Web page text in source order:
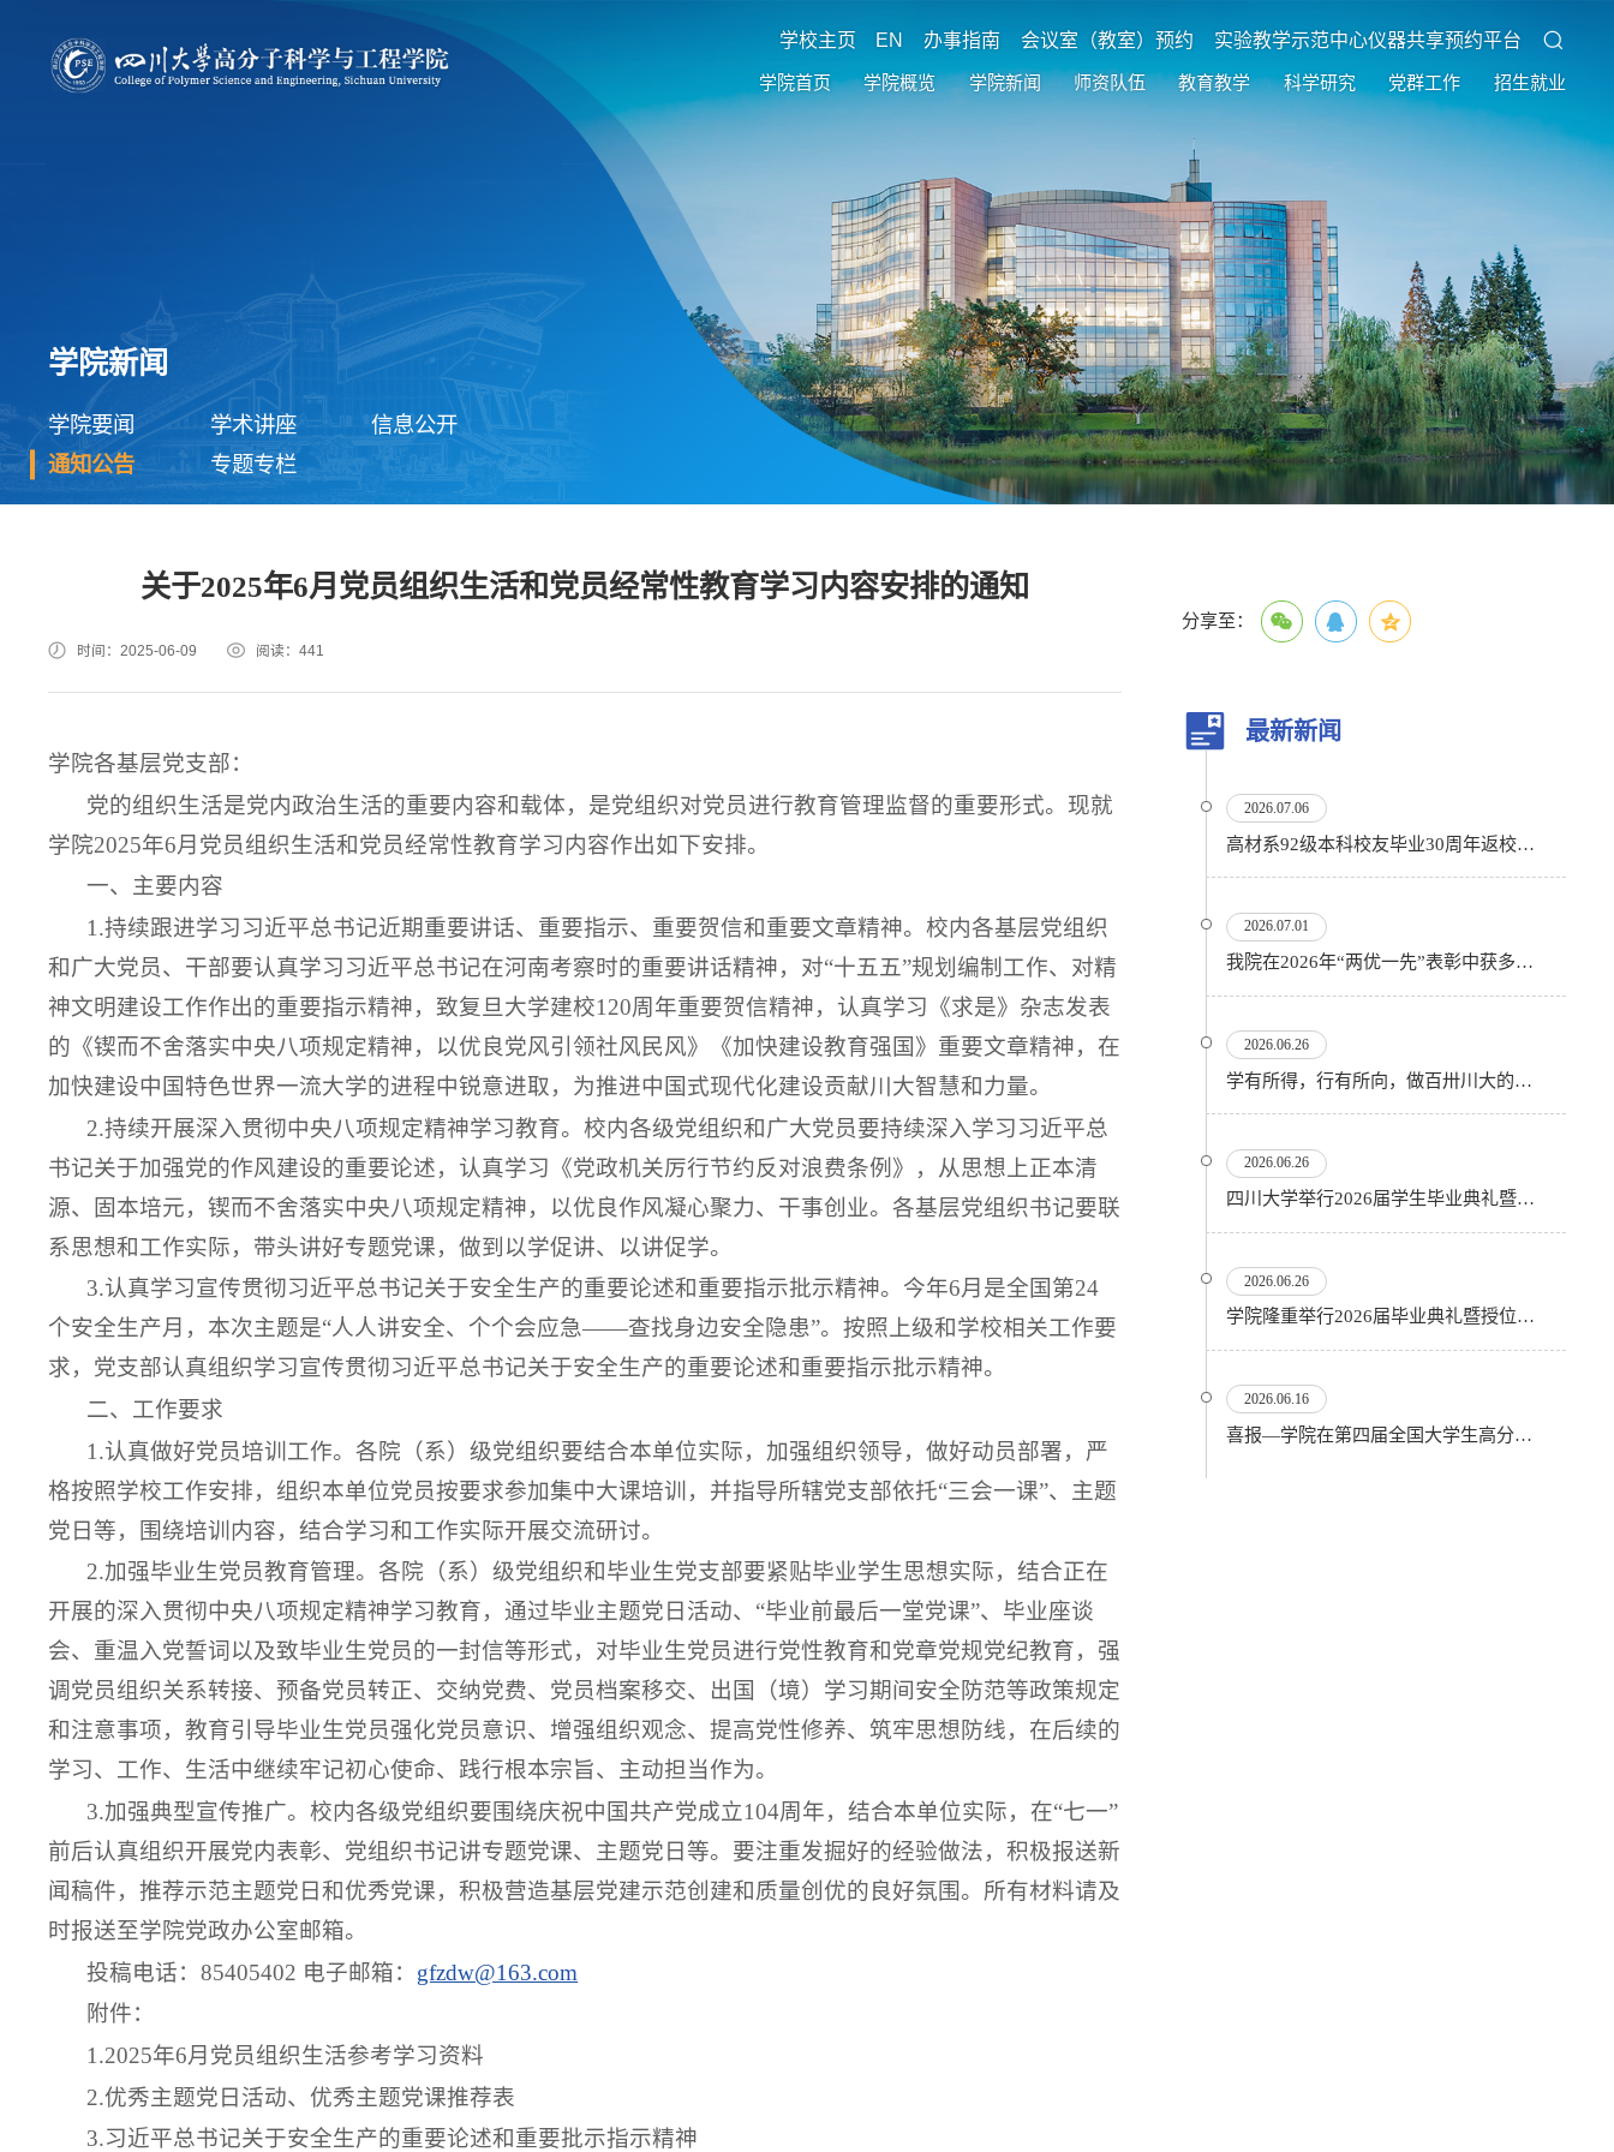
学校主页 EN 办事指南 会议室（教室）预约 实验教学示范中心仪器共享预约平台
学院首页 学院概览 学院新闻 师资队伍 教育教学 科学研究 党群工作 招生就业
学院新闻
学院要闻 学术讲座
信息公开
通知公告
专题专栏
关于2025年6月党员组织生活和党员经常性教育学习内容安排的通知
时间：2025-06-09 阅读： 441
学院各基层党支部：
党的组织生活是党内政治生活的重要内容和载体，是党组织对党员进行教育管理监督的重要形式。现就
学院2025年6月党员组织生活和党员经常性教育学习内容作出如下安排。
一、主要内容
1.持续跟进学习习近平总书记近期重要讲话、重要指示、重要贺信和重要文章精神。校内各基层党组织
和广大党员、干部要认真学习习近平总书记在河南考察时的重要讲话精神，对“十五五”规划编制工作、对精
神文明建设工作作出的重要指示精神，致复旦大学建校120周年重要贺信精神，认真学习《求是》杂志发表
的《锲而不舍落实中央八项规定精神，以优良党风引领社风民风》《加快建设教育强国》重要文章精神，在
加快建设中国特色世界一流大学的进程中锐意进取，为推进中国式现代化建设贡献川大智慧和力量。
2.持续开展深入贯彻中央八项规定精神学习教育。校内各级党组织和广大党员要持续深入学习习近平总
书记关于加强党的作风建设的重要论述，认真学习《党政机关厉行节约反对浪费条例》，从思想上正本清
源、固本培元，锲而不舍落实中央八项规定精神，以优良作风凝心聚力、干事创业。各基层党组织书记要联
系思想和工作实际，带头讲好专题党课，做到以学促讲、以讲促学。
3.认真学习宣传贯彻习近平总书记关于安全生产的重要论述和重要指示批示精神。今年6月是全国第24
个安全生产月，本次主题是“人人讲安全、个个会应急——查找身边安全隐患”。按照上级和学校相关工作要
求，党支部认真组织学习宣传贯彻习近平总书记关于安全生产的重要论述和重要指示批示精神。
二、工作要求
1.认真做好党员培训工作。各院（系）级党组织要结合本单位实际，加强组织领导，做好动员部署，严
格按照学校工作安排，组织本单位党员按要求参加集中大课培训，并指导所辖党支部依托“三会一课”、主题
党日等，围绕培训内容，结合学习和工作实际开展交流研讨。
2.加强毕业生党员教育管理。各院（系）级党组织和毕业生党支部要紧贴毕业学生思想实际，结合正在
开展的深入贯彻中央八项规定精神学习教育，通过毕业主题党日活动、“毕业前最后一堂党课”、毕业座谈
会、重温入党誓词以及致毕业生党员的一封信等形式，对毕业生党员进行党性教育和党章党规党纪教育，强
调党员组织关系转接、预备党员转正、交纳党费、党员档案移交、出国（境）学习期间安全防范等政策规定
和注意事项，教育引导毕业生党员强化党员意识、增强组织观念、提高党性修养、筑牢思想防线，在后续的
学习、工作、生活中继续牢记初心使命、践行根本宗旨、主动担当作为。
3.加强典型宣传推广。校内各级党组织要围绕庆祝中国共产党成立104周年，结合本单位实际，在“七一”
前后认真组织开展党内表彰、党组织书记讲专题党课、主题党日等。要注重发掘好的经验做法，积极报送新
闻稿件，推荐示范主题党日和优秀党课，积极营造基层党建示范创建和质量创优的良好氛围。所有材料请及
时报送至学院党政办公室邮箱。
投稿电话：85405402 电子邮箱： gfzdw@163.com
附件：
1.2025年6月党员组织生活参考学习资料
2.优秀主题党日活动、优秀主题党课推荐表
3.习近平总书记关于安全生产的重要论述和重要批示指示精神
分享至：
最新新闻
2026.07.06
高材系92级本科校友毕业30周年返校活动顺利举行
2026.07.01
我院在2026年“两优一先”表彰中获多项殊荣
2026.06.26
学有所得，行有所向，做百卅川大的薪火赓续者——校长汪劲松在四川大学2026届学生毕业典礼上的...
2026.06.26
四川大学举行2026届学生毕业典礼暨学位授予仪式
2026.06.26
​学院隆重举行2026届毕业典礼暨授位仪式
2026.06.16
喜报—学院在第四届全国大学生高分子材料实验实践虚拟仿真大赛再创佳绩